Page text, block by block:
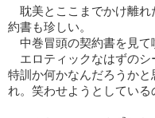
耽美とここまでかけ離れ
約書も珍しい。
中巻冒頭の契約書を見て
エロティックなはずのシ
特訓か何かなんだろうか
れ。笑わせようとしてい